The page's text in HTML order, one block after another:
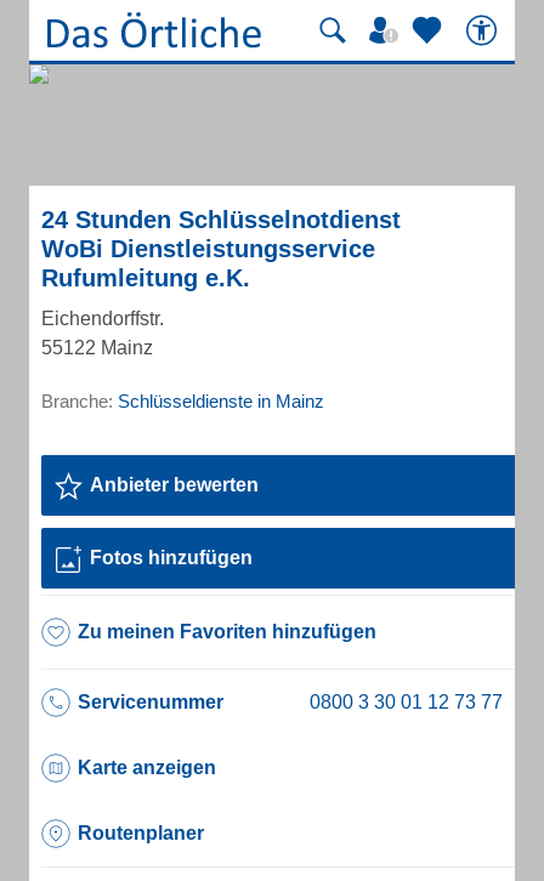
24 Stunden Schlüsselnotdienst
WoBi Dienstleistungsservice
Rufumleitung e.K.
Eichendorffstr.
55122 Mainz
Branche: Schlüsseldienste in Mainz
Anbieter bewerten
Fotos hinzufügen
Zu meinen Favoriten hinzufügen
Servicenummer
Karte anzeigen
Routenplaner